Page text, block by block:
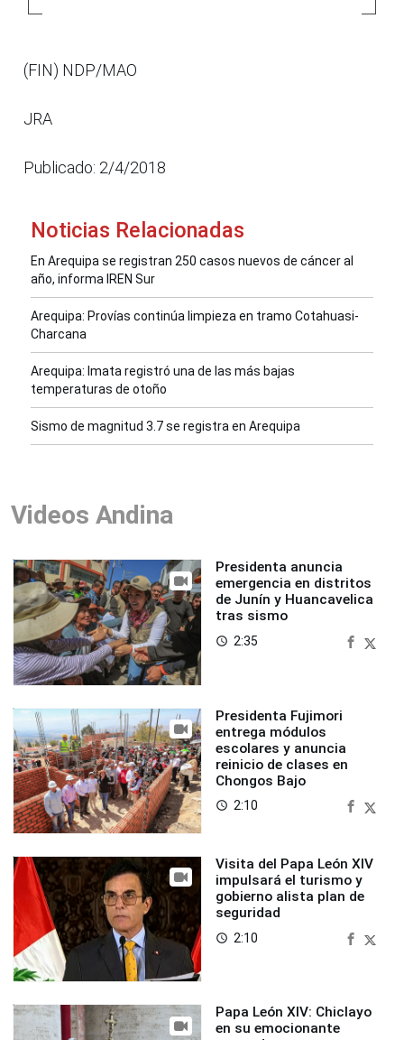
(FIN) NDP/MAO
JRA
Publicado: 2/4/2018
Noticias Relacionadas
En Arequipa se registran 250 casos nuevos de cáncer al
año, informa IREN Sur
Arequipa: Provías continúa limpieza en tramo Cotahuasi-
Charcana
Arequipa: Imata registró una de las más bajas
temperaturas de otoño
Sismo de magnitud 3.7 se registra en Arequipa
Videos Andina
Presidenta anuncia
emergencia en distritos
de Junín y Huancavelica
tras sismo
access_time 2:35
Presidenta Fujimori
entrega módulos
escolares y anuncia
reinicio de clases en
Chongos Bajo
access_time 2:10
Visita del Papa León XIV
impulsará el turismo y
gobierno alista plan de
seguridad
access_time 2:10
Papa León XIV: Chiclayo
en su emocionante